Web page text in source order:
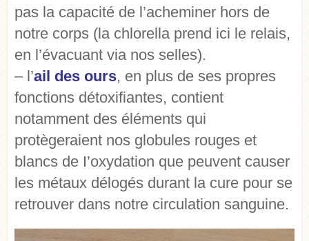
pas la capacité de l’acheminer hors de
notre corps (la chlorella prend ici le relais,
en l’évacuant via nos selles).
– l’ail des ours, en plus de ses propres
fonctions détoxifiantes, contient
notamment des éléments qui
protègeraient nos globules rouges et
blancs de I’oxydation que peuvent causer
les métaux délogés durant la cure pour se
retrouver dans notre circulation sanguine.